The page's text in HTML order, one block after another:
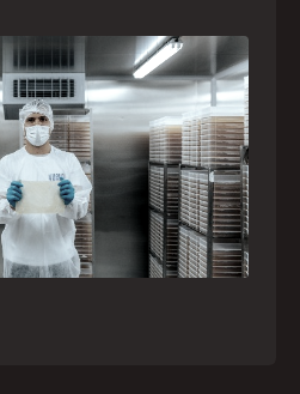
é uma das 13
selecionadas para
na maior feira de
FILDA 2026, em Luanda,
para tratamento de
cutânea ao mercado